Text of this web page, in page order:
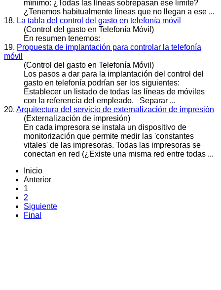
mínimo: ¿Todas las líneas sobrepasan ese limite?
¿Tenemos habitualmente líneas que no llegan a ese ...
18. La tabla del control del gasto en telefonía móvil
(Control del gasto en Telefonía Móvil)
En resumen tenemos:
19. Propuesta de implantación para controlar la telefonía
móvil
(Control del gasto en Telefonía Móvil)
Los pasos a dar para la implantación del control del
gasto en telefonía podrían ser los siguientes:
Establecer un listado de todas las líneas de móviles
con la referencia del empleado. Separar ...
20. Arquitectura del servicio de externalización de impresión
(Externalización de impresión)
En cada impresora se instala un dispositivo de
monitorización que permite medir las 'constantes
vitales' de las impresoras. Todas las impresoras se
conectan en red (¿Existe una misma red entre todas ...
Inicio
Anterior
1
2
Siguiente
Final